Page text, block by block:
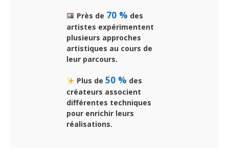
Près de 70 % des
artistes expérimentent
plusieurs approches
artistiques au cours de
leur parcours.
Plus de 50 % des
créateurs associent
différentes techniques
pour enrichir leurs
réalisations.